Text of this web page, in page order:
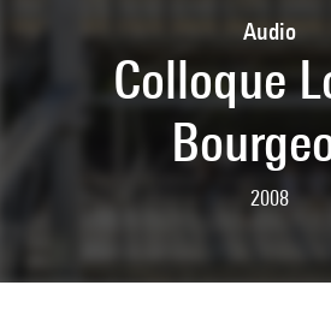
Audio
Colloque
2008